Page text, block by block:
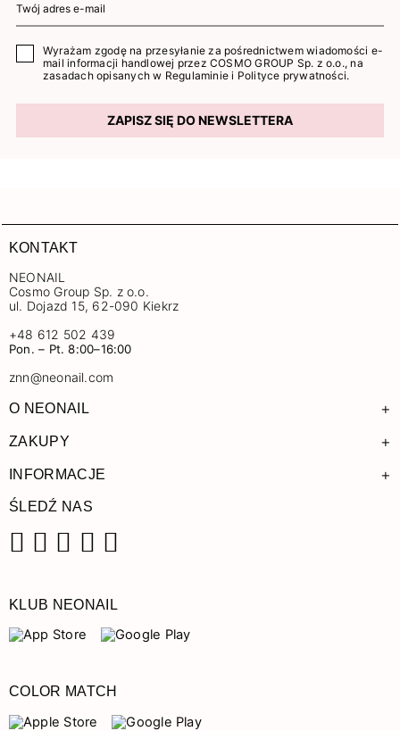
Wyrażam zgodę na przesyłanie za pośrednictwem wiadomości e-
mail informacji handlowej przez COSMO GROUP Sp. z o.o., na
zasadach opisanych w Regulaminie i Polityce prywatności.
ZAPISZ SIĘ DO NEWSLETTERA
KONTAKT
NEONAIL
Cosmo Group Sp. z o.o.
ul. Dojazd 15, 62-090 Kiekrz
+48 612 502 439
Pon. – Pt. 8:00–16:00
znn@neonail.com
O NEONAIL +
ZAKUPY +
INFORMACJE +
ŚLEDŹ NAS
KLUB NEONAIL
COLOR MATCH